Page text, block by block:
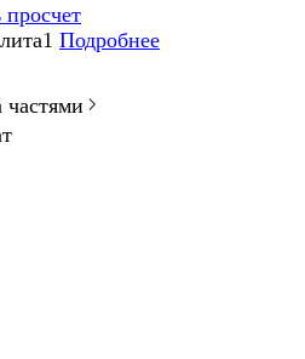
просчет
Подробнее